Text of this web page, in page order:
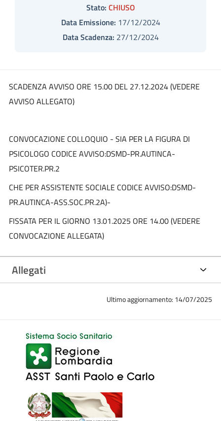
Stato: CHIUSO
Data Emissione: 17/12/2024
Data Scadenza: 27/12/2024
SCADENZA AVVISO ORE 15.00 DEL 27.12.2024 (VEDERE
AVVISO ALLEGATO)
CONVOCAZIONE COLLOQUIO - SIA PER LA FIGURA DI
PSICOLOGO CODICE AVVISO:DSMD-PR.AUTINCA-
PSICOTER.PR.2
CHE PER ASSISTENTE SOCIALE CODICE AVVISO:DSMD-
PR.AUTINCA-ASS.SOC.PR.2A)-
FISSATA PER IL GIORNO 13.01.2025 ORE 14.00 (VEDERE
CONVOCAZIONE ALLEGATA)
Allegati
Ultimo aggiornamento: 14/07/2025